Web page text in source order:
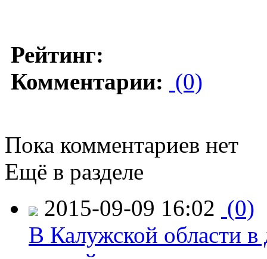
Рейтинг:
Комментарии: (0)
Пока комментариев нет
Ещё в разделе
2015-09-09 16:02 (0)
В Калужской области в